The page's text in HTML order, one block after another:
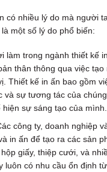
có nhiều lý do mà người
một số lý do phổ biến:
làm trong ngành thiết kế
thân thông qua việc tạo
Thiết kế in ấn bao gồm
và sự tương tác của
sự sáng tạo của mình.
công ty, doanh nghiệp
in ấn để tạo ra các sản
giấy, thiệp cưới, và
luôn có nhu cầu ổn định